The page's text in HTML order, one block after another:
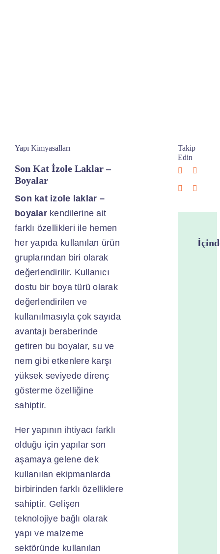
Yapı Kimyasalları
Son Kat İzole Laklar –
Boyalar
Son kat izole laklar –
boyalarkendilerine ait
farklı özellikleri ile hemen
her yapıda kullanılan ürün
gruplarından biri olarak
değerlendirilir. Kullanıcı
dostu bir boya türü olarak
değerlendirilen ve
kullanılmasıyla çok sayıda
avantajı beraberinde
getiren bu boyalar, su ve
nem gibi etkenlere karşı
yüksek seviyede direnç
gösterme özelliğine
sahiptir.
Her yapının ihtiyacı farklı
olduğu için yapılar son
aşamaya gelene dek
kullanılan ekipmanlarda
birbirinden farklı özelliklere
sahiptir. Gelişen
teknolojiye bağlı olarak
yapı ve malzeme
sektöründe kullanılan
Takip
Edin